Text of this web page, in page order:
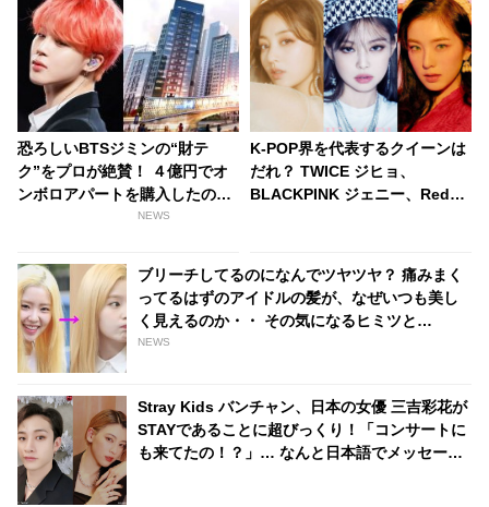
恐ろしいBTSジミンの“財テ
ク”をプロが絶賛！ ４億円でオ
ンボロアパートを購入したのに
はワケがあった！ 未来は『韓国
るってホント？
NEWS
K-POP界を代表するクイーンは
だれ？ TWICE ジヒョ、
BLACKPINK ジェニー、Red
ブリーチしてるのになんでツヤツヤ？ 痛みまく
ってるはずのアイドルの髪が、なぜいつも美し
く見えるのか・・ その気になるヒミツと
は・・？
NEWS
Stray Kids バンチャン、日本の女優 三吉彩花が
STAYであることに超びっくり！「コンサートに
も来てたの！？」… なんと日本語でメッセージ